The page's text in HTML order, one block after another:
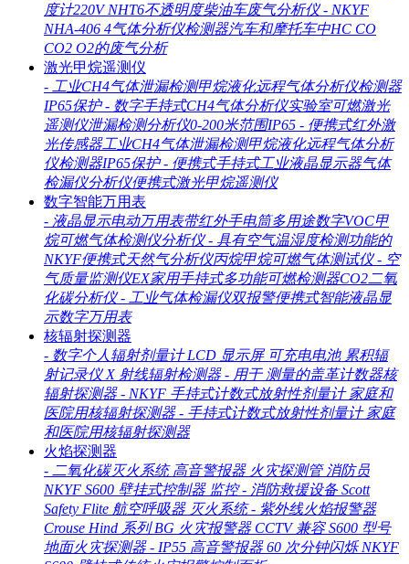
度计220V NHT6不透明度柴油车废气分析仪 - NKYF
NHA-406 4气体分析仪检测器汽车和摩托车中HC CO
CO2 O2的废气分析
激光甲烷遥测仪
- 工业CH4气体泄漏检测甲烷液化远程气体分析仪检测器
IP65保护 - 数字手持式CH4气体分析仪实验室可燃激光
遥测仪泄漏检测分析仪0-200米范围IP65 - 便携式红外激
光传感器工业CH4气体泄漏检测甲烷液化远程气体分析
仪检测器IP65保护 - 便携式手持式工业液晶显示器气体
检漏仪分析仪便携式激光甲烷遥测仪
数字智能万用表
- 液晶显示电动万用表带红外手电筒多用途数字VOC甲
烷可燃气体检测仪分析仪 - 具有空气温湿度检测功能的
NKYF便携式天然气分析仪丙烷甲烷可燃气体测试仪 - 空
气质量监测仪EX家用手持式多功能可燃检测器CO2二氧
化碳分析仪 - 工业气体检漏仪双报警便携式智能液晶显
示数字万用表
核辐射探测器
- 数字个人辐射剂量计 LCD 显示屏 可充电电池 累积辐
射记录仪 X 射线辐射检测器 - 用于 测量的盖革计数器核
辐射探测器 - NKYF 手持式计数式放射性剂量计 家庭和
医院用核辐射探测器 - 手持式计数式放射性剂量计 家庭
和医院用核辐射探测器
火焰探测器
- 二氧化碳灭火系统 高音警报器 火灾探测管 消防员
NKYF S600 壁挂式控制器 监控 - 消防救援设备 Scott
Safety Flite 航空呼吸器 灭火系统 - 紫外线火焰报警器
Crouse Hind 系列 BG 火灾报警器 CCTV 兼容 S600 型号
地面火灾探测器 - IP55 高音警报器 60 次分钟闪烁 NKYF